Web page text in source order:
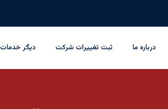
درباره ما ثبت تغییرات شرکت دیگر خدمات